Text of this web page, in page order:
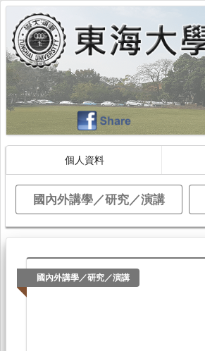
個人資料
國內外講學／研究／演講
國內外講學／研究／演講